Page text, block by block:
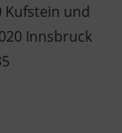
Kufstein und
Innsbruck